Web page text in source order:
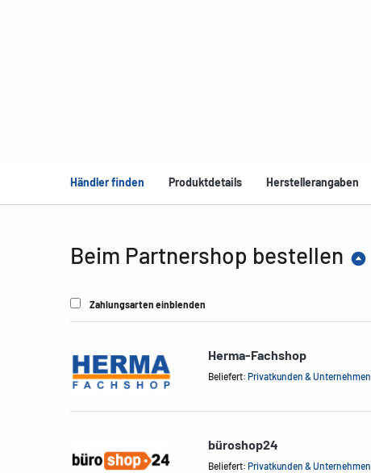
Händler finden Produktdetails Herstellerangaben
Beim Partnershop bestellen
Zahlungsarten einblenden
Herma-Fachshop
Beliefert: Privatkunden & Unternehmen
büroshop24
Beliefert: Privatkunden & Unternehmen